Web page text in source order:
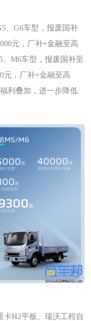
、G6车型，报废国补
元，厂补+金融至高
、M6车型，报废国补至
元，厂补+金融至高
利叠加，进一步降低
卡H2平板、瑞沃工程自